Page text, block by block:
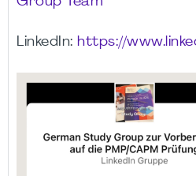
LinkedIn: https://